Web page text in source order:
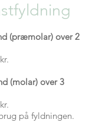
(præmolar) over 2
(molar) over 3
på fyldningen.